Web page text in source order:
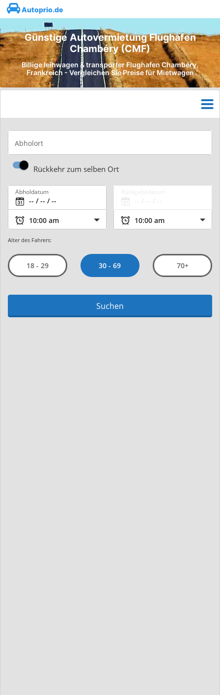
Autoprio.de
Günstige Autovermietung Flughafen
Chambéry (CMF)
Billige leihwagen & transporter Flughafen Chambéry,
Frankreich - Vergleichen Sie Preise für Mietwagen
Abholort
Rückkehr zum selben Ort
Abholdatum
Alter des Fahrers:
18 - 29 30 - 69 70+
Suchen